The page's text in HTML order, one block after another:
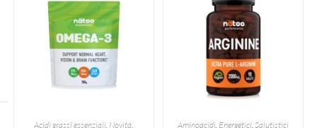
Acidi grassi essenziali, Novità,
Aminoacidi, Energetici,Salutistici